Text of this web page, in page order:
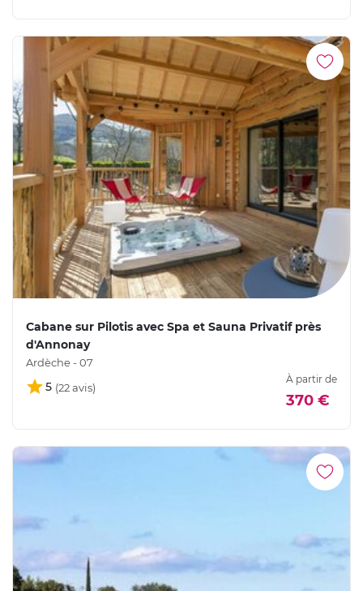
Cabane sur Pilotis avec Spa et Sauna Privatif près
d'Annonay
Ardèche - 07
5
À partir de
370 €